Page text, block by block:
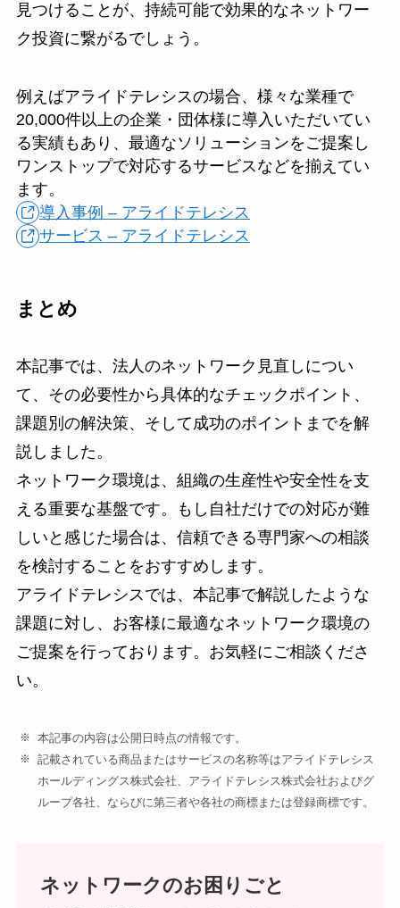
見つけることが、持続可能で効果的なネットワー
ク投資に繋がるでしょう。
例えばアライドテレシスの場合、様々な業種で
20,000件以上の企業・団体様に導入いただいてい
る実績もあり、最適なソリューションをご提案し
ワンストップで対応するサービスなどを揃えてい
ます。
導入事例 – アライドテレシス
サービス – アライドテレシス
まとめ
本記事では、法人のネットワーク見直しについ
て、その必要性から具体的なチェックポイント、
課題別の解決策、そして成功のポイントまでを解
説しました。
ネットワーク環境は、組織の生産性や安全性を支
える重要な基盤です。もし自社だけでの対応が難
しいと感じた場合は、信頼できる専門家への相談
を検討することをおすすめします。
アライドテレシスでは、本記事で解説したような
課題に対し、お客様に最適なネットワーク環境の
ご提案を行っております。お気軽にご相談くださ
い。
本記事の内容は公開日時点の情報です。
記載されている商品またはサービスの名称等はアライドテレシス
ホールディングス株式会社、アライドテレシス株式会社およびグ
ループ各社、ならびに第三者や各社の商標または登録商標です。
ネットワークのお困りごと